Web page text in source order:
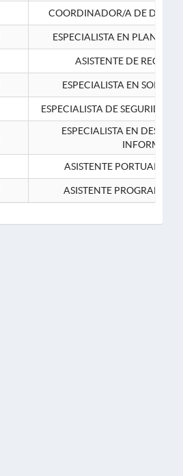
COORDINADOR/A DE
ESPECIALISTA EN
ASISTENTE DE
ESPECIALISTA EN
ESPECIALISTA DE SEGURIDAD
ESPECIALISTA EN
ASISTENTE PORTUARIO 2-
ASISTENTE